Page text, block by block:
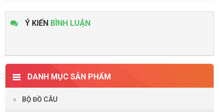
Ý KIẾN BÌNH LUẬN
DANH MỤC SẢN PHẨM
BỘ ĐỒ CÂU